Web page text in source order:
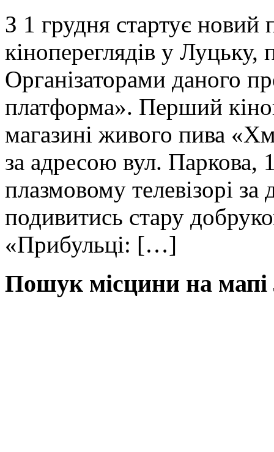
З 1 грудня стартує новий
кінопереглядів у Луцьку,
Організаторами даного
платформа». Перший
магазині живого пива
за адресою вул.
плазмовому телевізорі
подивитись стару
«Прибульці: […]
Пошук місцини на